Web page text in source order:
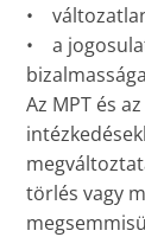
•
• a
Az MPT és
törlés vagy